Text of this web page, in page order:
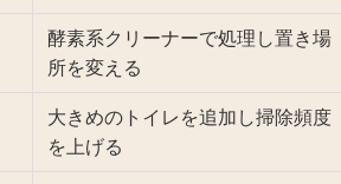
酵素系クリーナーで処理し置き場
所を変える
大きめのトイレを追加し掃除頻度
を上げる